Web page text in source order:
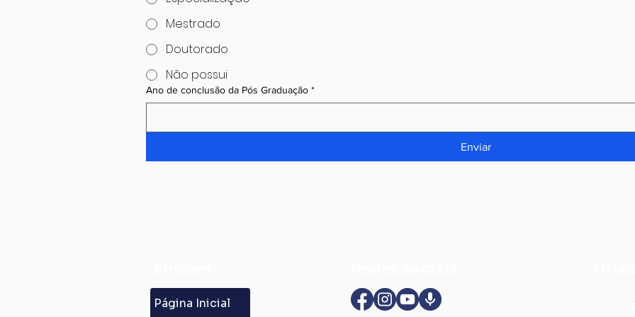
Mestrado
Doutorado
Não possui
Ano de conclusão da Pós Graduação *
Enviar
Página Inicial